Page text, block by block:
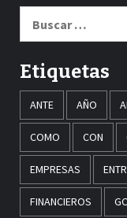
Etiquetas
ANTE AÑO
COMO CON
EMPRESAS
FINANCIEROS